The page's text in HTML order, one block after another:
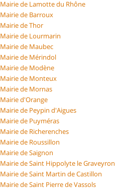
Mairie de Lamotte du Rhône
Mairie de Barroux
Mairie de Thor
Mairie de Lourmarin
Mairie de Maubec
Mairie de Mérindol
Mairie de Modène
Mairie de Monteux
Mairie de Mornas
Mairie d'Orange
Mairie de Peypin d'Aigues
Mairie de Puyméras
Mairie de Richerenches
Mairie de Roussillon
Mairie de Saignon
Mairie de Saint Hippolyte le Graveyron
Mairie de Saint Martin de Castillon
Mairie de Saint Pierre de Vassols